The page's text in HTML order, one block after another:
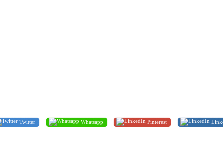
Twitter Whatsapp Pinterest